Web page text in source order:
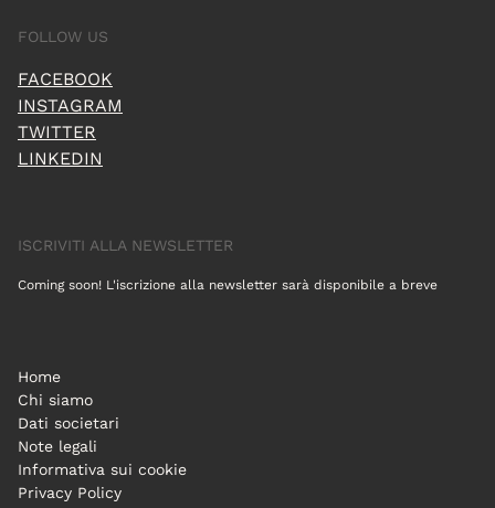
FOLLOW US
FACEBOOK
INSTAGRAM
TWITTER
LINKEDIN
ISCRIVITI ALLA NEWSLETTER
Coming soon! L'iscrizione alla newsletter sarà disponibile a breve
Home
Chi siamo
Dati societari
Note legali
Informativa sui cookie
Privacy Policy